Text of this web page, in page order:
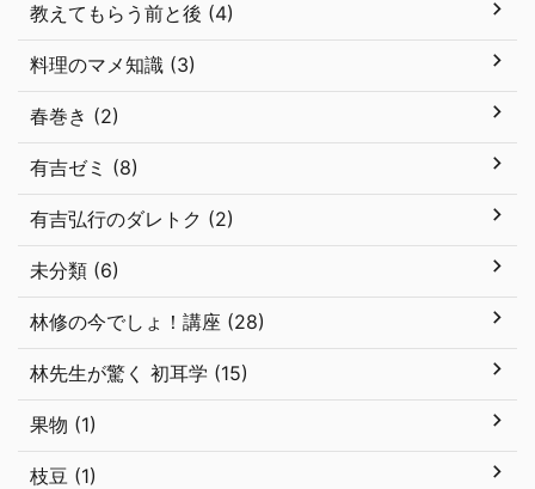
教えてもらう前と後 (4)
料理のマメ知識 (3)
春巻き (2)
有吉ゼミ (8)
有吉弘行のダレトク (2)
未分類 (6)
林修の今でしょ！講座 (28)
林先生が驚く 初耳学 (15)
果物 (1)
枝豆 (1)